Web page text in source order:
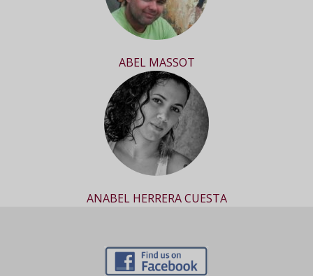
ABEL MASSOT
ANABEL HERRERA CUESTA